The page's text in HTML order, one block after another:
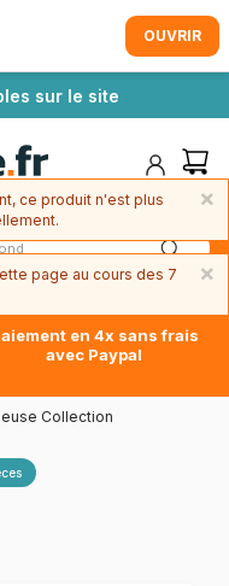
sur le site
en 4x sans frais
avec Paypal
Collection
OUVRIR
×
ce produit n'est plus
×
page au cours des 7